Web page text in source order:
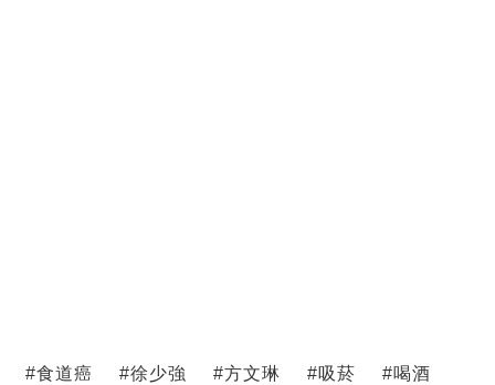
#食道癌 #徐少強 #方文琳 #吸菸 #喝酒